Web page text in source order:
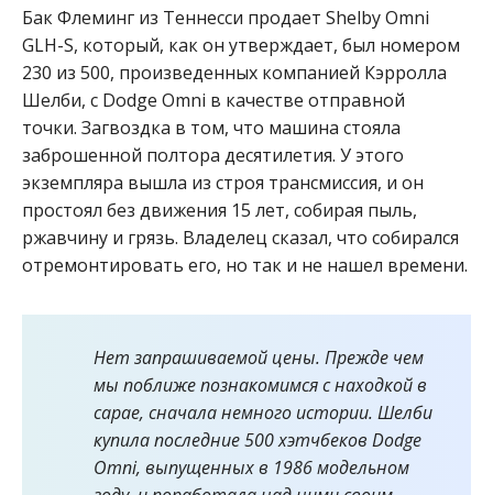
Бак Флеминг из Теннесси продает Shelby Omni
GLH-S, который, как он утверждает, был номером
230 из 500, произведенных компанией Кэрролла
Шелби, с Dodge Omni в качестве отправной
точки. Загвоздка в том, что машина стояла
заброшенной полтора десятилетия. У этого
экземпляра вышла из строя трансмиссия, и он
простоял без движения 15 лет, собирая пыль,
ржавчину и грязь. Владелец сказал, что собирался
отремонтировать его, но так и не нашел времени.
Нет запрашиваемой цены. Прежде чем
мы поближе познакомимся с находкой в ​​
сарае, сначала немного истории. Шелби
купила последние 500 хэтчбеков Dodge
Omni, выпущенных в 1986 модельном